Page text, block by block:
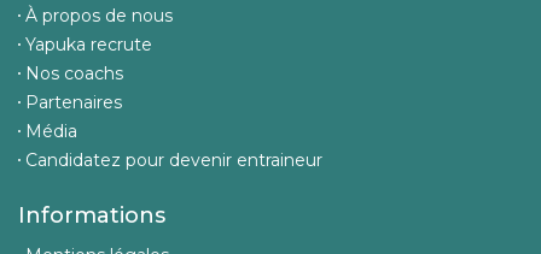
À propos de nous
Yapuka recrute
Nos coachs
Partenaires
Média
Candidatez pour devenir entraineur
Informations